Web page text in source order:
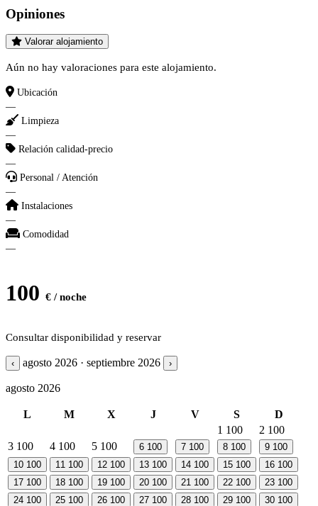
Opiniones
Valorar alojamiento
Aún no hay valoraciones para este alojamiento.
Ubicación
—
Limpieza
—
Relación calidad-precio
—
Personal / Atención
—
Instalaciones
—
Comodidad
—
100 € / noche
Consultar disponibilidad y reservar
‹ agosto 2026 · septiembre 2026 ›
agosto 2026
L M X J V S
D
1 100 2 100
3 100 4 100 5 100 6 100 7 100 8 100 9 100
10 100 11 100 12 100 13 100 14 100 15 100 16 100
17 100 18 100 19 100 20 100 21 100 22 100 23 100
24 100 25 100 26 100 27 100 28 100 29 100 30 100